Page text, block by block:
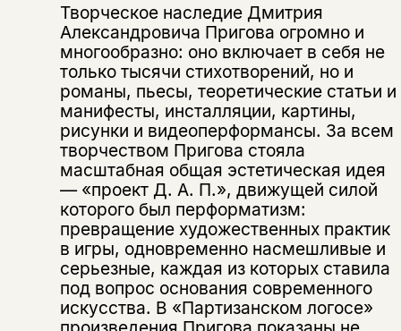
Творческое наследие Дмитрия
Александровича Пригова огромно и
многообразно: оно включает в себя не
только тысячи стихотворений, но и
романы, пьесы, теоретические статьи и
манифесты, инсталляции, картины,
рисунки и видеоперформансы. За всем
творчеством Пригова стояла
масштабная общая эстетическая идея
— «проект Д. А. П.», движущей силой
которого был перформатизм:
превращение художественных практик
в игры, одновременно насмешливые и
серьезные, каждая из которых ставила
под вопрос основания современного
искусства. В «Партизанском логосе»